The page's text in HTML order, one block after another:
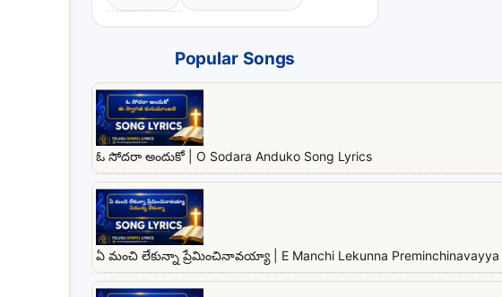
Popular Songs
ఓ సోదరా అందుకో | O Sodara Anduko Song Lyrics
ఏ మంచి లేకున్నా ప్రేమించినావయ్యా | E Manchi Lekunna Preminchinavayya